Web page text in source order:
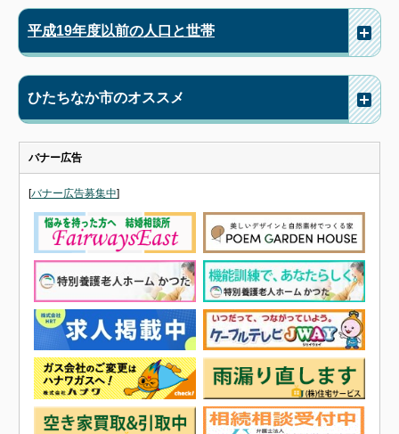
平成19年度以前の人口と世帯
ひたちなか市のオススメ
バナー広告
[バナー広告募集中]